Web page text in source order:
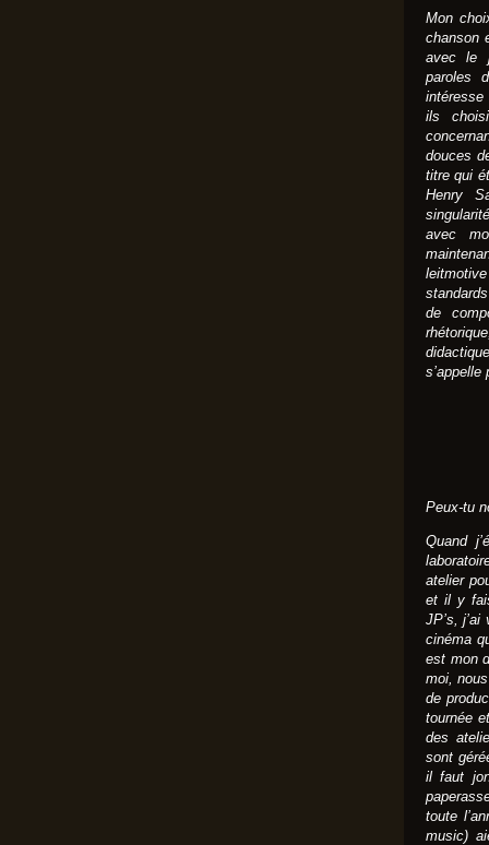
Mon
chanson
avec le
paroles
intéresse
ils
douces
titre qui
Henry
avec
de
s’appelle
Peux-tu
Quand
atelier
et il y
JP’s,
cinéma
est mon
moi,
de
tournée
des
sont
il faut
toute
music)